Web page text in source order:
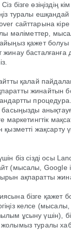
бізге өзіңіздің кім
туралы ешқандай
сайттарына
мәліметтер,
қажет болуы
басталғанға
қалай
жинайтын
басыңызды
маркетингтік
қызметті жақсарту
біз сізді осы
(мысалы, Google
ақпаратты
бізге қажет
келсе (мысалы,
ұсыну үшін),
жолымыз туралы